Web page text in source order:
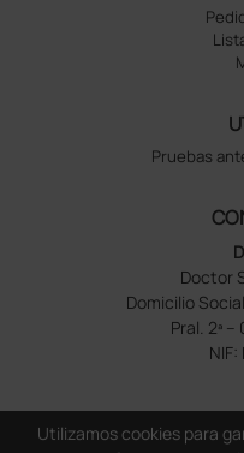
Pruebas
Doctor
Domicilio
Pral. 2ª
Utilizamos cookies para